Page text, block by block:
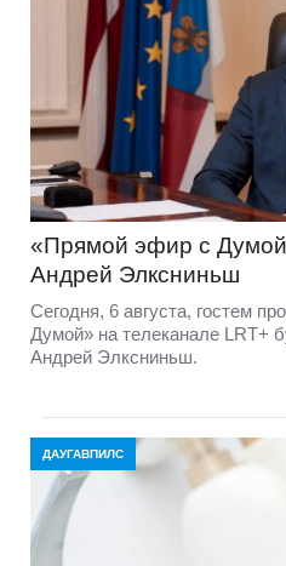
«Прямой эфир с
Андрей Элксниньш
Сегодня, 6 августа, гостем
Думой» на телеканале LRT+
Андрей Элксниньш.
ДАУГАВПИЛС